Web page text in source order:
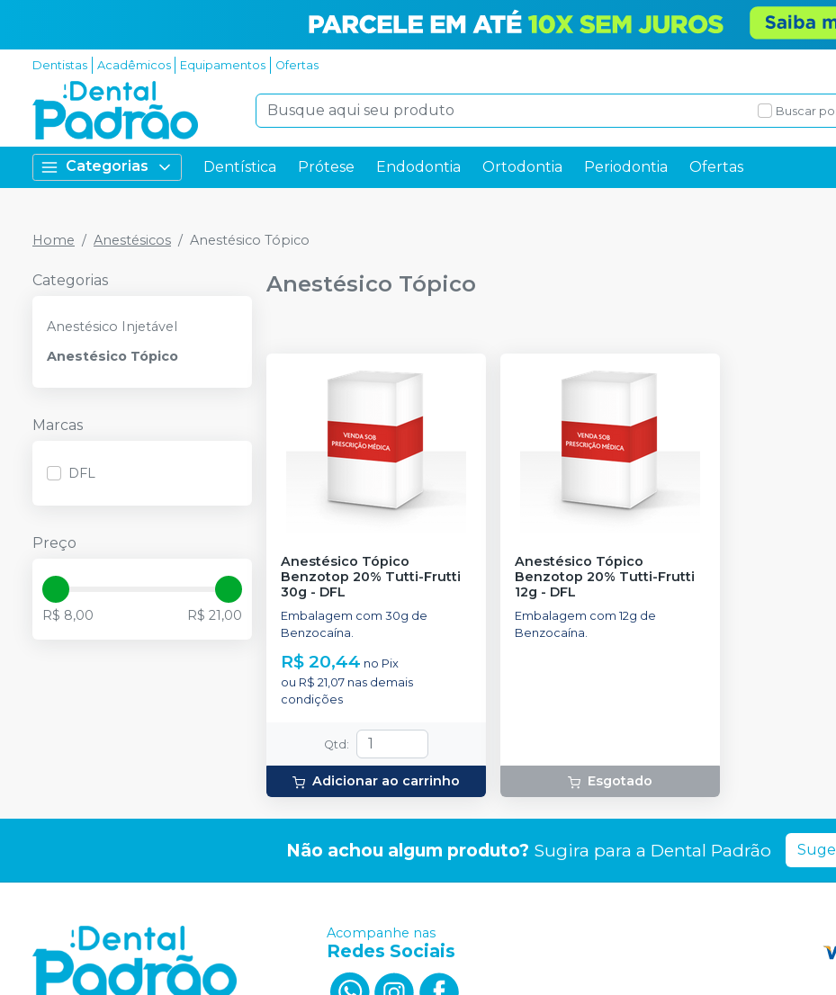
Dentistas Acadêmicos Equipamentos Ofertas
Buscar
Categorias Dentística Prótese Endodontia Ortodontia Periodontia Ofertas
Home Anestésicos Anestésico Tópico
Categorias
Anestésico Injetável
Anestésico Tópico
Marcas
DFL
Preço
R$ 8,00 R$ 21,00
Anestésico Tópico
Anestésico Tópico
Benzotop 20% Tutti-Frutti
30g - DFL
Embalagem com 30g de
Benzocaína.
R$ 20,44 no Pix
ou R$ 21,07 nas demais
condições
Qtd:
Adicionar ao carrinho
Anestésico Tópico
Benzotop 20% Tutti-Frutti
12g - DFL
Embalagem com 12g de
Benzocaína.
Esgotado
Não achou algum produto? Sugira para a Dental Padrão
Acompanhe nas
Redes Sociais